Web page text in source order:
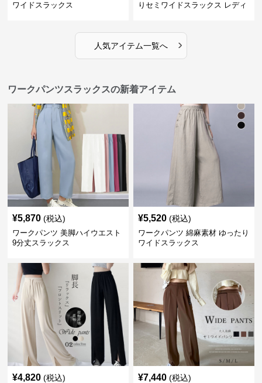
ワイドスラックス
りセミワイドスラックス レディ
人気アイテム一覧へ ›
ワークパンツスラックスの新着アイテム
¥5,870 (税込)
ワークパンツ 美脚ハイウエスト
9分丈スラックス
¥5,520 (税込)
ワークパンツ 綿麻素材 ゆったり
ワイドスラックス
¥4,820 (税込) ¥7,440 (税込)